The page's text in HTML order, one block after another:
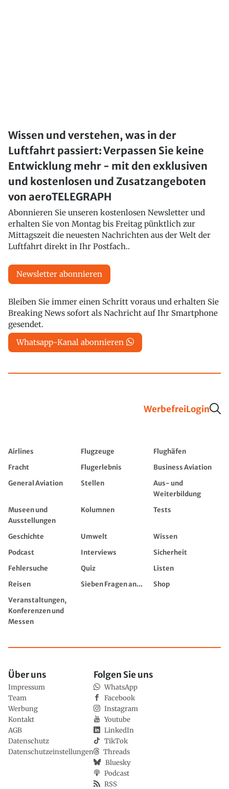
Wissen und verstehen, was in der
Luftfahrt passiert: Verpassen Sie keine
Entwicklung mehr - mit den exklusiven
und kostenlosen und Zusatzangeboten
von aeroTELEGRAPH
Abonnieren Sie unseren kostenlosen Newsletter und
erhalten Sie von Montag bis Freitag pünktlich zur
Mittagszeit die neuesten Nachrichten aus der Welt der
Luftfahrt direkt in Ihr Postfach..
Newsletter abonnieren
Bleiben Sie immer einen Schritt voraus und erhalten Sie
Breaking News sofort als Nachricht auf Ihr Smartphone
gesendet.
Whatsapp-Kanal abonnieren
WerbefreiLogin
Airlines Flugzeuge
Flughäfen
Fracht
Flugerlebnis
Business Aviation
General Aviation
Stellen
Aus- und
Weiterbildung
Museen und
Ausstellungen
Kolumnen Tests
Geschichte Umwelt
Wissen
Podcast
Interviews
Sicherheit
Fehlersuche
Quiz
Listen
Reisen
Sieben Fragen an...
Shop
Veranstaltungen,
Konferenzen und
Messen
Über uns
Impressum
Team
Werbung
Kontakt
AGB
Datenschutz
Datenschutzeinstellungen
Folgen Sie uns
WhatsApp
Facebook
Instagram
Youtube
LinkedIn
TikTok
Threads
Bluesky
Podcast
RSS